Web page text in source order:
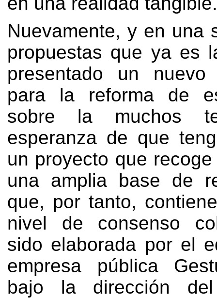
Nuevamente, y en una
propuestas que ya es
presentado un nuevo
para la reforma de
sobre la muchos
esperanza de que
un proyecto que
una amplia base de
que, por tanto,
nivel de consenso
sido elaborada por el
empresa pública
bajo la dirección del